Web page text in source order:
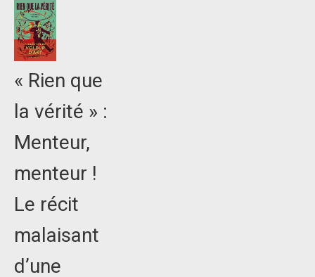
« Rien que
la vérité » :
Menteur,
menteur !
Le récit
malaisant
d’une